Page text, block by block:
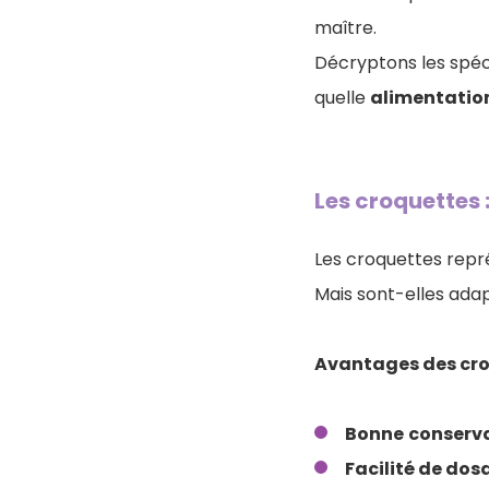
maître.
Décryptons les
quelle
Les
Les croquettes
Mais sont-elles
Avantages des
Bonne
Facilité de